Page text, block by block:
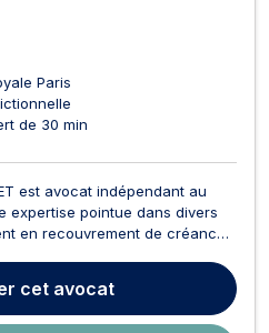
Paris
de 30 min
est avocat indépendant au
expertise pointue dans divers
en recouvrement de créance,
et baux commerciaux. En
Maître...
cet avocat